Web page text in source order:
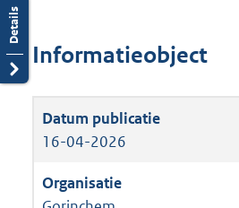
Informatieobject
16-04-2026